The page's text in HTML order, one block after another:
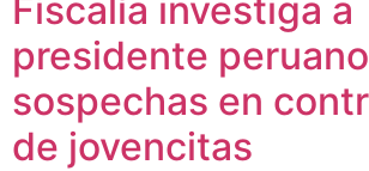
Fiscalía investiga a
presidente
sospechas en
de jovencitas